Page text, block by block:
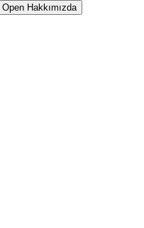
Open Hakkımızda